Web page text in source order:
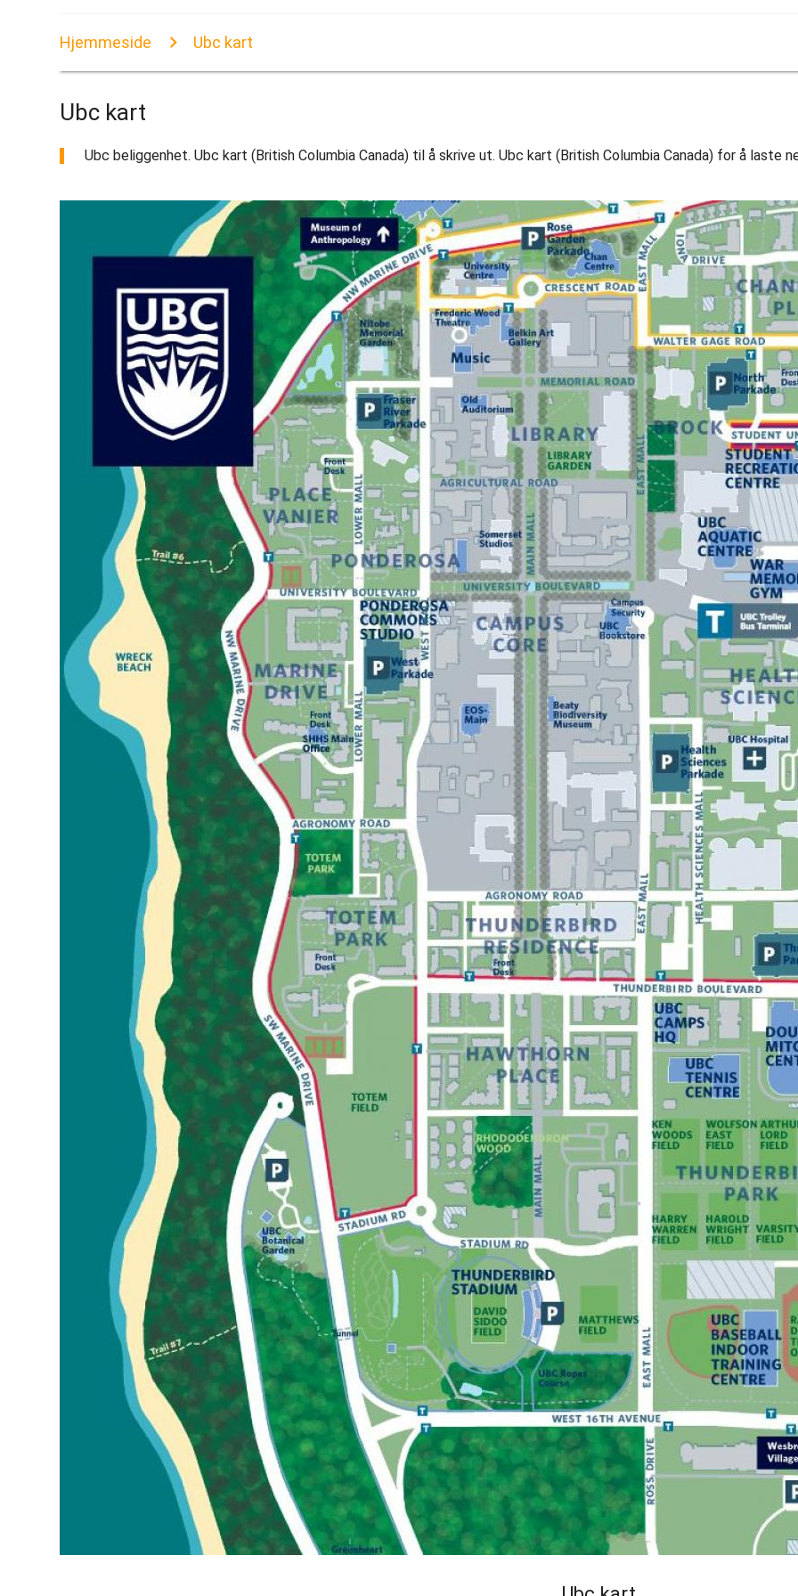
Hjemmeside Ubc kart
Ubc kart
Ubc beliggenhet. Ubc kart (British Columbia Canada) til å skrive ut. Ubc kart (British Columbia Canada) for å laste